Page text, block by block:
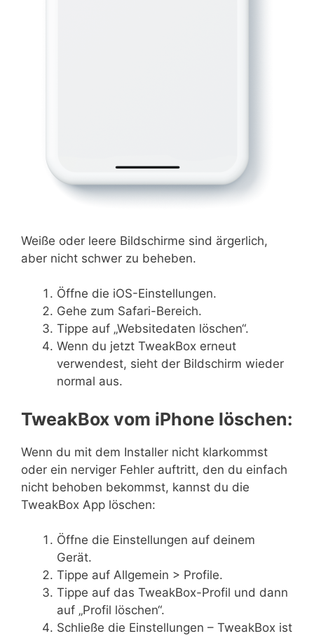
Weiße oder leere Bildschirme sind ärgerlich,
aber nicht schwer zu beheben.
Öffne die iOS-Einstellungen.
Gehe zum Safari-Bereich.
Tippe auf „Websitedaten löschen“.
Wenn du jetzt TweakBox erneut
verwendest, sieht der Bildschirm wieder
normal aus.
TweakBox vom iPhone löschen:
Wenn du mit dem Installer nicht klarkommst
oder ein nerviger Fehler auftritt, den du einfach
nicht behoben bekommst, kannst du die
TweakBox App löschen:
Öffne die Einstellungen auf deinem
Gerät.
Tippe auf Allgemein > Profile.
Tippe auf das TweakBox-Profil und dann
auf „Profil löschen“.
Schließe die Einstellungen – TweakBox ist